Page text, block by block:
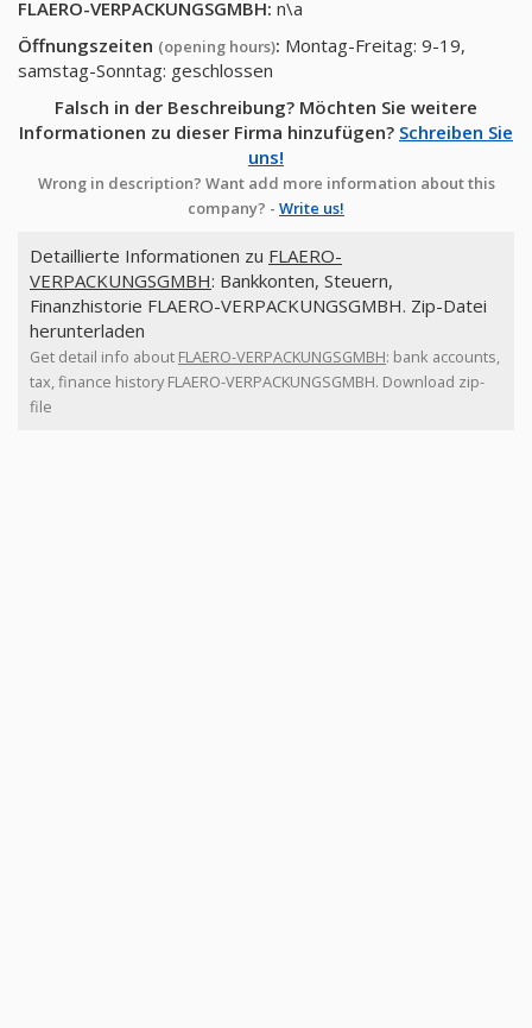
FLAERO-VERPACKUNGSGMBH: n\a
Öffnungszeiten (opening hours): Montag-Freitag: 9-19,
samstag-Sonntag: geschlossen
Falsch in der Beschreibung? Möchten Sie weitere
Informationen zu dieser Firma hinzufügen? Schreiben Sie
uns!
Wrong in description? Want add more information about this
company? - Write us!
Detaillierte Informationen zu FLAERO-
VERPACKUNGSGMBH: Bankkonten, Steuern,
Finanzhistorie FLAERO-VERPACKUNGSGMBH. Zip-Datei
herunterladen
Get detail info about FLAERO-VERPACKUNGSGMBH: bank accounts,
tax, finance history FLAERO-VERPACKUNGSGMBH. Download zip-
file